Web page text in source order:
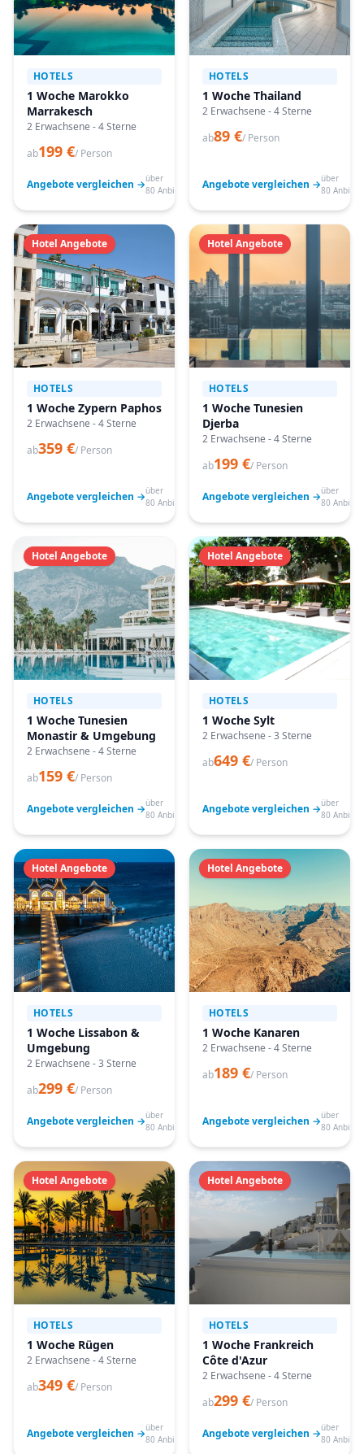
HOTELS
1 Woche Marokko
Marrakesch
2 Erwachsene - 4 Sterne
ab199 €/ Person
Angebote vergleichen →über
80 Anbieter
HOTELS
1 Woche Thailand
2 Erwachsene - 4 Sterne
ab89 €/ Person
Angebote vergleichen →über
80
Hotel Angebote
HOTELS
1 Woche Zypern Paphos
2 Erwachsene - 4 Sterne
ab359 €/ Person
Angebote vergleichen →über
80 Anbieter
Hotel Angebote
HOTELS
1 Woche Tunesien
Djerba
2 Erwachsene - 4 Sterne
ab199 €/ Person
Angebote vergleichen →über
80
Hotel Angebote
HOTELS
1 Woche Tunesien
Monastir & Umgebung
2 Erwachsene - 4 Sterne
ab159 €/ Person
Angebote vergleichen →über
80 Anbieter
Hotel Angebote
HOTELS
1 Woche Sylt
2 Erwachsene - 3 Sterne
ab649 €/ Person
Angebote vergleichen →über
80
Hotel Angebote
HOTELS
1 Woche Lissabon &
Umgebung
2 Erwachsene - 3 Sterne
ab299 €/ Person
Angebote vergleichen →über
80 Anbieter
Hotel Angebote
HOTELS
1 Woche Kanaren
2 Erwachsene - 4 Sterne
ab189 €/ Person
Angebote vergleichen →über
80
Hotel Angebote
HOTELS
1 Woche Rügen
2 Erwachsene - 4 Sterne
ab349 €/ Person
Angebote vergleichen →über
80 Anbieter
Hotel Angebote
HOTELS
1 Woche Frankreich
Côte d'Azur
2 Erwachsene - 4 Sterne
ab299 €/ Person
Angebote vergleichen →über
80